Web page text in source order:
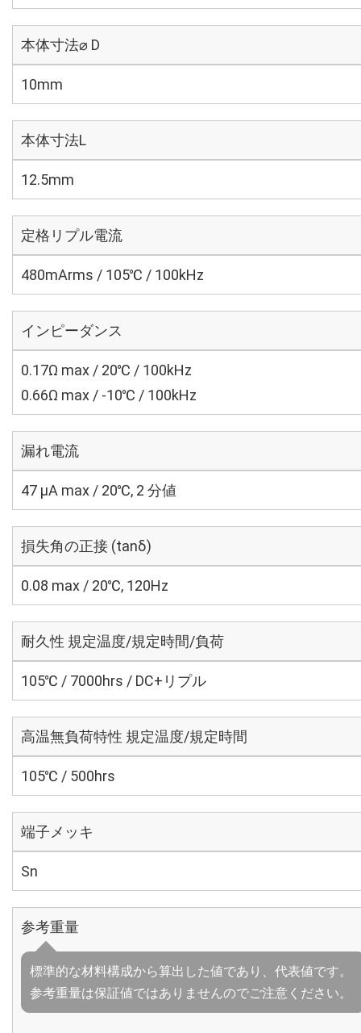
本体寸法⌀ D
10mm
本体寸法L
12.5mm
定格リプル電流
480mArms / 105℃ / 100kHz
インピーダンス
0.17Ω max / 20℃ / 100kHz
0.66Ω max / -10℃ / 100kHz
漏れ電流
47 μA max / 20℃, 2 分値
損失角の正接 (tanδ)
0.08 max / 20℃, 120Hz
耐久性 規定温度/規定時間/負荷
105℃ / 7000hrs / DC+リプル
高温無負荷特性 規定温度/規定時間
105℃ / 500hrs
端子メッキ
Sn
参考重量
標準的な材料構成から算出した値であり、代表値です。
参考重量は保証値ではありませんのでご注意ください。